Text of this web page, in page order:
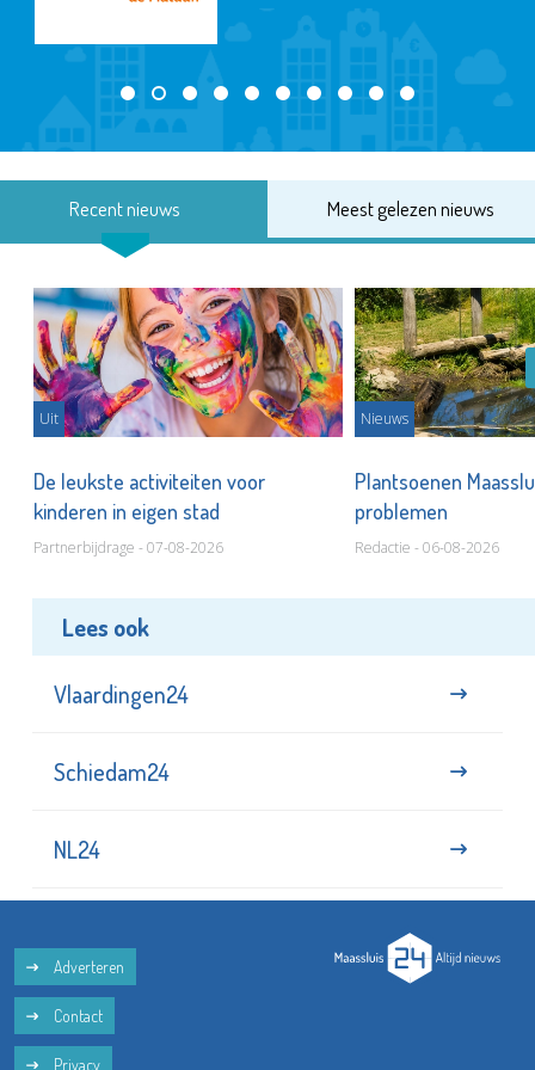
Recent nieuws Meest gelezen nieuws
Uit
De leukste activiteiten voor
kinderen in eigen stad
Partnerbijdrage - 07-08-2026
Nieuws
Plantsoenen
problemen
Redactie - 06-08-2026
Lees ook
Vlaardingen24
Schiedam24
NL24
Adverteren
Contact
Privacy